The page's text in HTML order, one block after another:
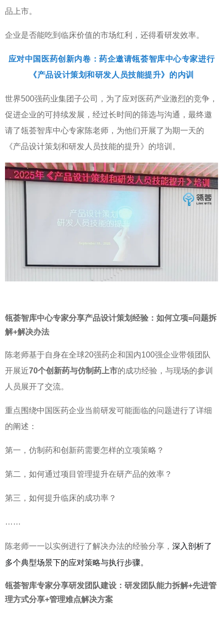
品上市。
企业是否能吃到临床价值的市场红利，还得看研发效率。
应对中国医药创新内卷：药企邀请瓴荟智库中心专家进行
《产品设计策划和研发人员技能提升》的内训
世界500强药业集团子公司，为了应对医药产业激烈的竞争，
促进企业的可持续发展，经过长时间的筛选与沟通，最终邀
请了瓴荟智库中心专家陈老师，为他们开展了为期一天的
《产品设计策划和研发人员技能的提升》的培训。
瓴荟智库中心专家分享产品设计策划经验：如何立项=问题拆
解+解决办法
陈老师基于自身在全球20强药企和国内100强企业带领团队
开展近70个创新药与仿制药上市的成功经验，与现场的参训
人员展开了交流。
重点围绕中国医药企业当前研发可能面临的问题进行了详细
的阐述：
第一， 仿制药和创新药需要怎样的立项策略？
第二， 如何通过项目管理提升在研产品的效率 ？
第三， 如何提升临床的成功率 ？
……
陈老师一一以实例进行了解决办法的经验分享， 深入剖析了
多个典型场景下的应对策略与执行步骤。
瓴荟智库专家分享研发团队建设：研发团队能力拆解+先进管
理方式分享+管理难点解决方案